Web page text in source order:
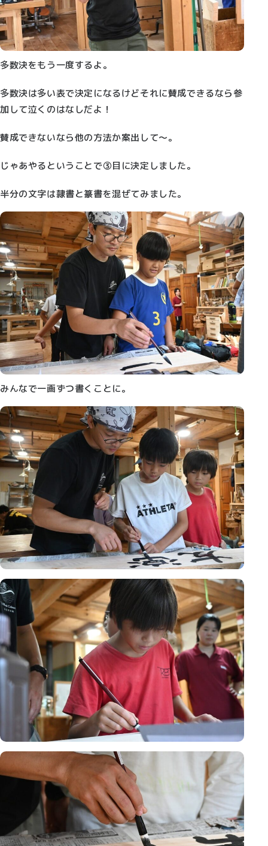
多数決をもう一度するよ。
多数決は多い表で決定になるけどそれに賛成できるなら参
加して泣くのはなしだよ！
賛成できないなら他の方法か案出して～。
じゃあやるということで③目に決定しました。
半分の文字は隷書と篆書を混ぜてみました。
みんなで一画ずつ書くことに。